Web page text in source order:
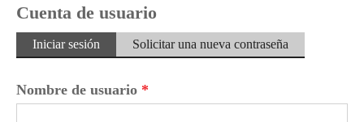
Cuenta de usuario
Solapas principales
Iniciar sesión (solapaSolicitar una nueva contraseña
Nombre de usuario *